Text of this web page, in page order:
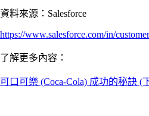
資料來源：Salesforce
https://www.salesforce.com/in/
了解更多內容：
可口可樂 (Coca-Cola) 成功的秘訣 (